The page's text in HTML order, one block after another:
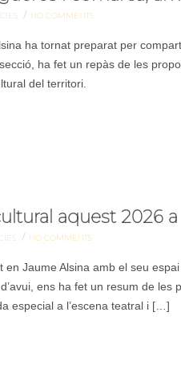
/ NO COMMENTS
ha tornat preparat per
ha fet un repàs de les
del territori.
aquest 2026
/ NO COMMENTS
Jaume Alsina amb el seu
ens ha fet un resum de les
especial a l’escena teatral i […]